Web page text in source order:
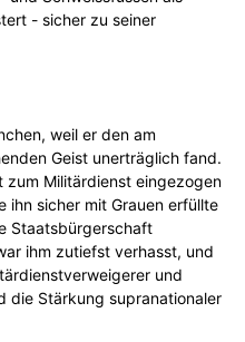
- sicher zu seiner
weil er den am
Geist unerträglich fand.
zum Militärdienst eingezogen
ihn sicher mit Grauen erfüllte
Staatsbürgerschaft
ihm zutiefst verhasst, und
und
die Stärkung supranationaler